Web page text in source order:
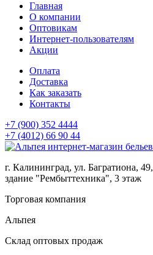
Главная
О компании
Оптовикам
Интернет-пользователям
Акции
Оплата
Доставка
Как заказать
Контакты
+7 (900) 352 4444
+7 (4012) 66 90 44
г. Калининград, ул. Багратиона, 49,
здание "Рембыттехника", 3 этаж
Торговая компания
Альпея
Склад оптовых продаж